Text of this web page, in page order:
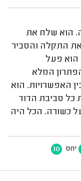
הוא שלח את
את התקלה והסביר
הוא פעל
המלא
האפשרויות. הוא
כל סביבת הדוד
כשורה. הכל היה
יחס 10